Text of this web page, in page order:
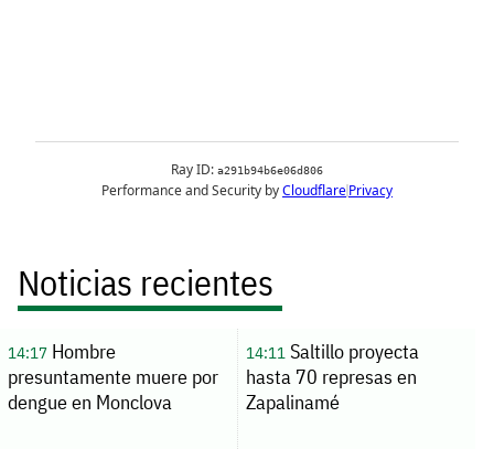
Noticias recientes
14:17Hombre
presuntamente muere por
dengue en Monclova
14:11Saltillo proyecta
hasta 70 represas en
Zapalinamé